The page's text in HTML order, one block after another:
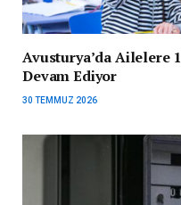
Avusturya’da Ailelere
Devam Ediyor
30 TEMMUZ 2026